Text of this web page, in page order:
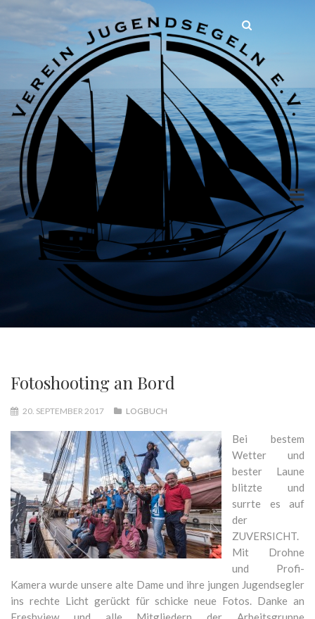
Fotoshooting an Bord
20. SEPTEMBER 2017 LOGBUCH
Bei bestem
Wetter und
bester Laune
blitzte und
surrte es auf
der
ZUVERSICHT.
Mit Drohne
und Profi-
Kamera wurde unsere alte Dame und ihre jungen Jugendsegler
ins rechte Licht gerückt für schicke neue Fotos. Danke an